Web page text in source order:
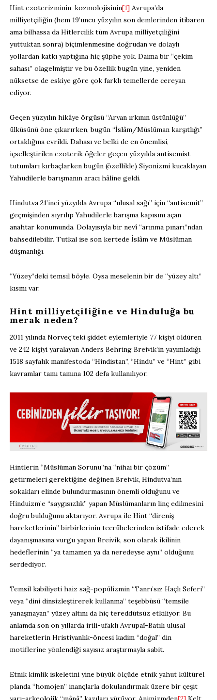
Hint ezoterizminin-kozmolojisinin[1] Avrupa’da
milliyetçiliğin (hem 19’uncu yüzyılın son demlerinden itibaren
ama bilhassa da Hitlercilik tüm Avrupa milliyetçiliğini
yuttuktan sonra) biçimlenmesine doğrudan ve dolaylı
yollardan katkı yaptığına hiç şüphe yok. Daima bir “çekim
sahası” olagelmiştir ve bu özellik bugün yine, yeniden
nüksetse de eskiye göre çok farklı temellerde cereyan
ediyor.
Geçen yüzyılın hikâye örgüsü “Aryan ırkının üstünlüğü”
ülküsünü öne çıkarırken, bugün “İslâm/Müslüman karşıtlığı”
ortaklığına evrildi. Dahası ve belki de en önemlisi,
içselleştirilen ezoterik öğeler geçen yüzyılda antisemist
tutumları kırbaçlarken bugün (özellikle) Siyonizmi kucaklayan
Yahudilerle barışmanın aracı hâline geldi.
Hindutva 21’inci yüzyılda Avrupa “ulusal sağı” için “antisemit”
geçmişinden sıyrılıp Yahudilerle barışma kapısını açan
anahtar konumunda. Dolayısıyla bir nevî “arınma pınarı”ndan
bahsedilebilir. Tutkal ise son kertede İslâm ve Müslüman
düşmanlığı.
“Yüzey”deki temsil böyle. Oysa meselenin bir de “yüzey altı”
kısmı var.
Hint milliyetçiliğine ve Hinduluğa bu
merak neden?
2011 yılında Norveç’teki şiddet eylemleriyle 77 kişiyi öldüren
ve 242 kişiyi yaralayan Anders Behring Breivik’in yayımladığı
1518 sayfalık manifestoda “Hindistan”, “Hindu” ve “Hint” gibi
kavramlar tamı tamına 102 defa kullanılıyor.
Hintlerin “Müslüman Sorunu”na “nihai bir çözüm”
getirmeleri gerektiğine değinen Breivik, Hindutva’nın
sokakları elinde bulundurmasının önemli olduğunu ve
Hinduizm’e “saygısızlık” yapan Müslümanların linç edilmesini
doğru bulduğunu aktarıyor. Avrupa ile Hint “direniş
hareketlerinin” birbirlerinin tecrübelerinden istifade ederek
dayanışmasına vurgu yapan Breivik, son olarak ikilinin
hedeflerinin “ya tamamen ya da neredeyse aynı” olduğunu
serdediyor.
Temsil kabiliyeti haiz sağ-popülizmin “Tanrı’sız Haçlı Seferi”
veya “dini dinsizleştirerek kullanma” teşebbüsü “temsile
yanaşmayan” yüzey altını da hiç tereddütsüz etkiliyor. Bu
anlamda son on yıllarda irili-ufaklı Avrupaî-Batılı ulusal
hareketlerin Hristiyanlık-öncesi kadim “doğal” din
motiflerine yönlendiği sayısız araştırmayla sabit.
Etnik kimlik iskeletini yine büyük ölçüde etnik yahut kültürel
planda “homojen” inançlarla dokulandırmak üzere bir çeşit